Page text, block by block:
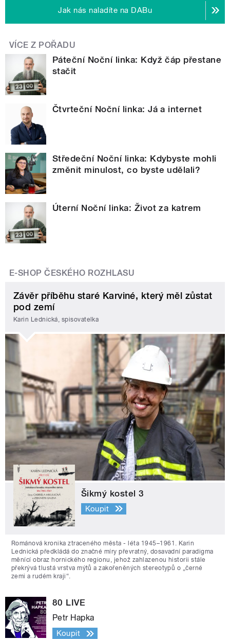
Jak nás naladíte na DABu
VÍCE Z POŘADU
Páteční Noční linka: Když čáp přestane
stačit
Čtvrteční Noční linka: Já a internet
Středeční Noční linka: Kdybyste mohli
změnit minulost, co byste udělali?
Úterní Noční linka: Život za katrem
E-SHOP ČESKÉHO ROZHLASU
Závěr příběhu staré Karviné, který měl zůstat
pod zemí
Karin Lednická, spisovatelka
Šikmý kostel 3
Koupit
Románová kronika ztraceného města - léta 1945–1961. Karin
Lednická předkládá do značné míry převratný, dosavadní paradigma
měnící obraz hornického regionu, jehož zahlazenou historii stále
překrývá tlustá vrstva mýtů a zakořeněných stereotypů o „černé
zemi a rudém kraji“.
80 LIVE
Petr Hapka
Koupit